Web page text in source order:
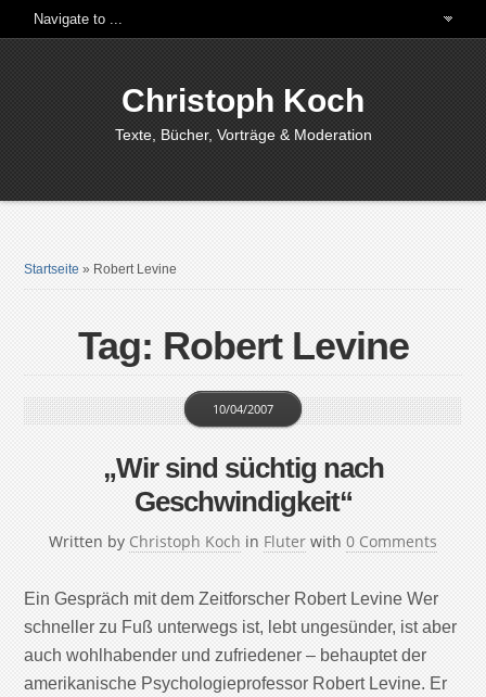
Christoph Koch
Texte, Bücher, Vorträge & Moderation
Startseite » Robert Levine
Tag: Robert Levine
„Wir sind süchtig nach
Geschwindigkeit“
Written by Christoph Koch
10/04/2007
in Fluter with 0 Comments
Ein Gespräch mit dem Zeitforscher Robert Levine Wer
schneller zu Fuß unterwegs ist, lebt ungesünder, ist aber
auch wohlhabender und zufriedener – behauptet der
amerikanische Psychologieprofessor Robert Levine. Er